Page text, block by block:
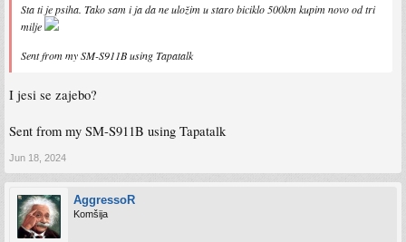
Sta ti je psiha. Tako sam i ja da ne uložim u staro biciklo 500km kupim novo od tri
milje
Sent from my SM-S911B using Tapatalk
I jesi se zajebo?
Sent from my SM-S911B using Tapatalk
Jun 18, 2024
AggressoR
Komšija